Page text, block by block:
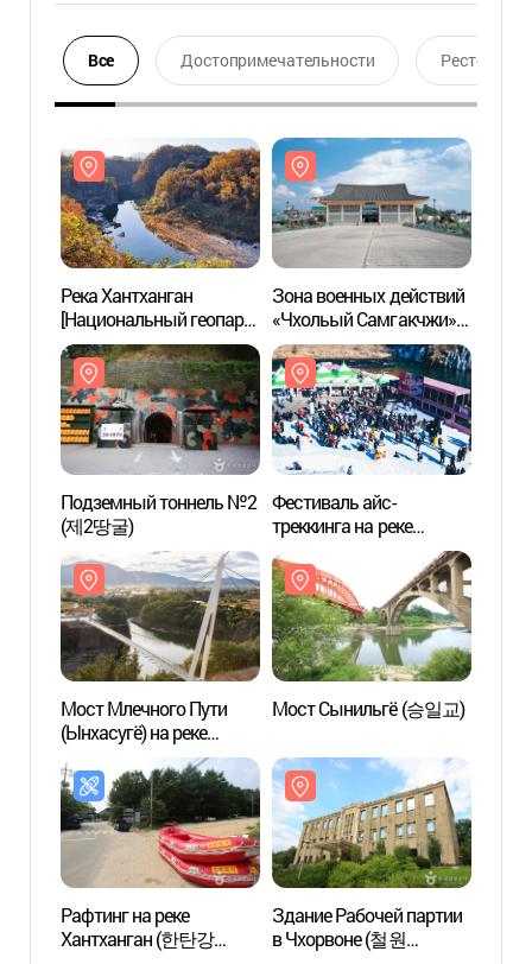
Все Достопримечательности Ресторан
Река Хантханган
[Национальный геопарк,
Косокчжон] (한탄강
(국가지질공원, 고석정))
Зона военных действий
«Чхольый Самгакчжи»
(철원 시설물관리사업소
(구 철의삼각전적관))
Подземный тоннель №2
(제2땅굴)
Фестиваль айс-
треккинга на реке
Хантханган в Чхорвоне
(철원 한탄강 얼음트레킹
축제)
Мост Млечного Пути
(Ынхасугё) на реке
Хантханган в Чхорвоне
(철원 한탄강 은하수교)
Мост Сынильгё (승일교)
Рафтинг на реке
Хантханган (한탄강
Здание Рабочей партии
в Чхорвоне (철원